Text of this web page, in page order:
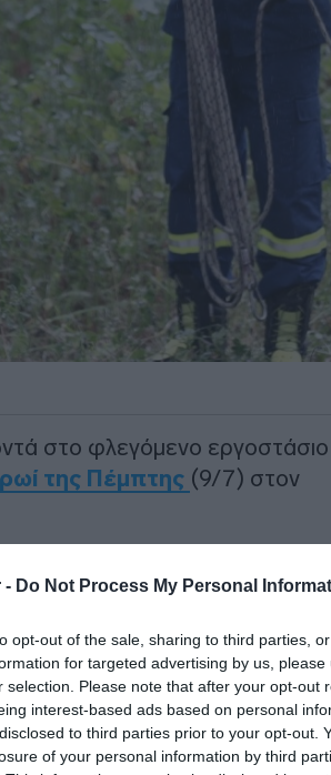
- Do Not Process My Personal
opt-out of the sale, sharing to third parties,
for targeted advertising by us,
selection. Please note that after your opt-out
interest-based ads based on personal
to third parties prior to your opt-out.
of your personal information by third
στο φλεγόμενο
της Πέμπτης (9/7) στον
εντοπίζεται σε υπαίθριο